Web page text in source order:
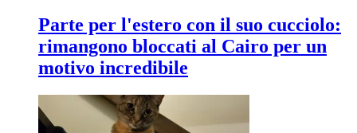
Parte per l'estero con il suo cucciolo:
rimangono bloccati al Cairo per un
motivo incredibile